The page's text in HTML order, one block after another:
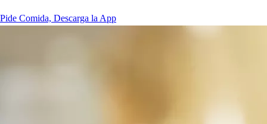
Pide Comida, Descarga la App